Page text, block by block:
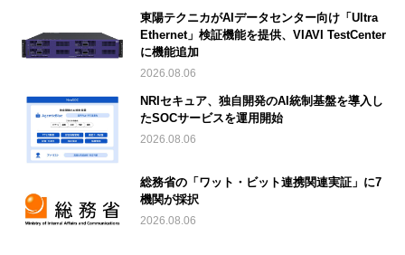
東陽テクニカがAIデータセンター向け「Ultra
Ethernet」検証機能を提供、VIAVI TestCenter
に機能追加
2026.08.06
NRIセキュア、独自開発のAI統制基盤を導入し
たSOCサービスを運用開始
2026.08.06
総務省の「ワット・ビット連携関連実証」に7
機関が採択
2026.08.06